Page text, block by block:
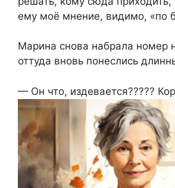
ему моё мнение, видимо, «по
Марина снова набрала номер
оттуда вновь понеслись
— Он что, издевается?????